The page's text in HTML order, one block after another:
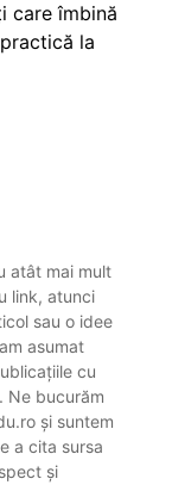
care îmbină
la
atât mai mult
link, atunci
sau o idee
asumat
cu
Ne bucurăm
și suntem
a cita sursa
și